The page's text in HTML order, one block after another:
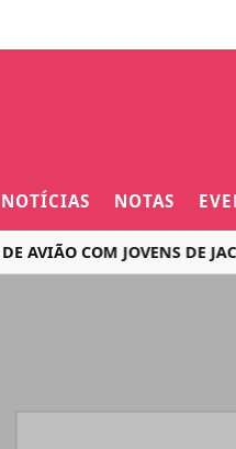
NOTÍCIAS NOTAS
COM JOVENS DE